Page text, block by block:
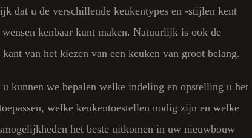
dat u de verschillende keukentypes en -stijlen kent
kenbaar kunt maken. Natuurlijk is ook de
van het kiezen van een keuken van groot belang.
u kunnen we bepalen welke indeling en opstelling u het
welke keukentoestellen nodig zijn en welke
het beste uitkomen in uw nieuwbouw